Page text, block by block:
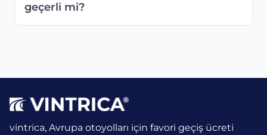
geçerli mi?
vintrica, Avrupa otoyolları için favori geçiş ücreti